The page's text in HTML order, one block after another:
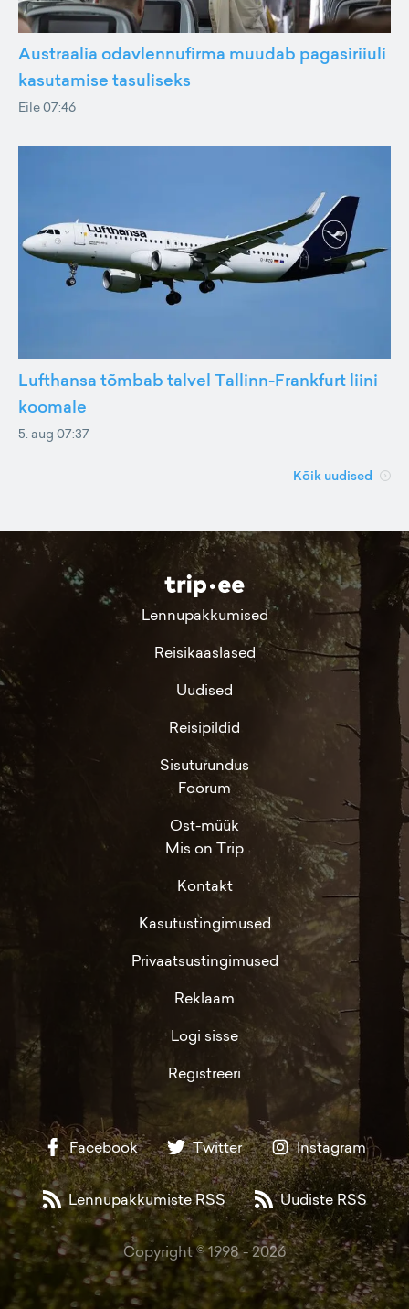
Austraalia odavlennufirma muudab pagasiriiuli
kasutamise tasuliseks
Eile 07:46
Lufthansa tõmbab talvel Tallinn-Frankfurt liini
koomale
5. aug 07:37
Kõik uudised
Lennupakkumised
Reisikaaslased
Uudised
Reisipildid
Sisuturundus
Foorum
Ost-müük
Mis on Trip
Kontakt
Kasutustingimused
Privaatsustingimused
Reklaam
Logi sisse
Registreeri
Facebook Twitter Instagram
Lennupakkumiste RSS Uudiste RSS
Copyright © 1998 -2026